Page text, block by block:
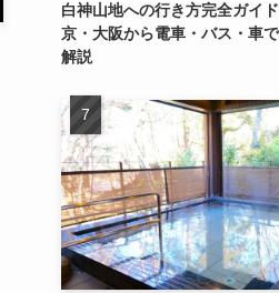
白神山地への行き方完全ガイ
京・大阪から電車・バス・車
解説